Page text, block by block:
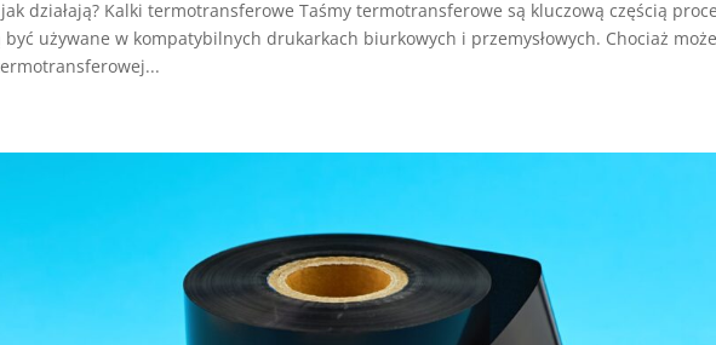
działają? Kalki termotransferowe Taśmy termotransferowe są kluczową częścią
używane w kompatybilnych drukarkach biurkowych i przemysłowych. Chociaż